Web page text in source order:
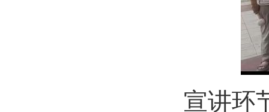
宣讲环